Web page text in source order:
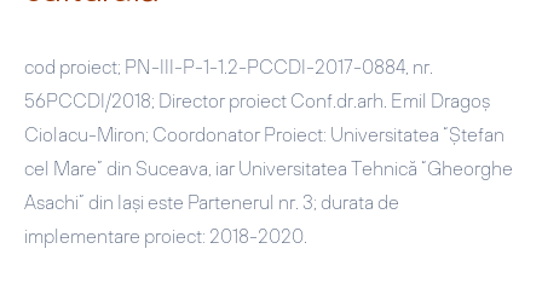
cod proiect; PN-III-P-1-1.2-PCCDI-2017-0884, nr.
56PCCDI/2018; Director proiect Conf.dr.arh. Emil Dragoş
Ciolacu-Miron; Coordonator Proiect: Universitatea “Ştefan
cel Mare” din Suceava, iar Universitatea Tehnică “Gheorghe
Asachi” din Iaşi este Partenerul nr. 3; durata de
implementare proiect: 2018-2020.